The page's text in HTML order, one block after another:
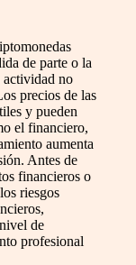
de parte o la
actividad no
precios de las
y pueden
el financiero,
aumenta
Antes de
financieros o
riesgos
de
profesional